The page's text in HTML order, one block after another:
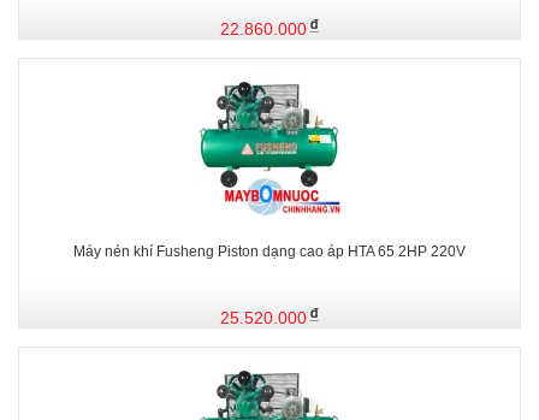
22.860.000
Máy nén khí Fusheng Piston dạng cao áp HTA 65 2HP 220V
25.520.000